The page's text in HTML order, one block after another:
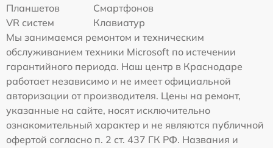
Планшетов
Смартфонов
VR систем
Клавиатур
Мы занимаемся ремонтом и техническим
обслуживанием техники Microsoft по истечении
гарантийного периода. Наш центр в Краснодаре
работает независимо и не имеет официальной
авторизации от производителя. Цены на ремонт,
указанные на сайте, носят исключительно
ознакомительный характер и не являются публичной
офертой согласно п. 2 ст. 437 ГК РФ. Названия и